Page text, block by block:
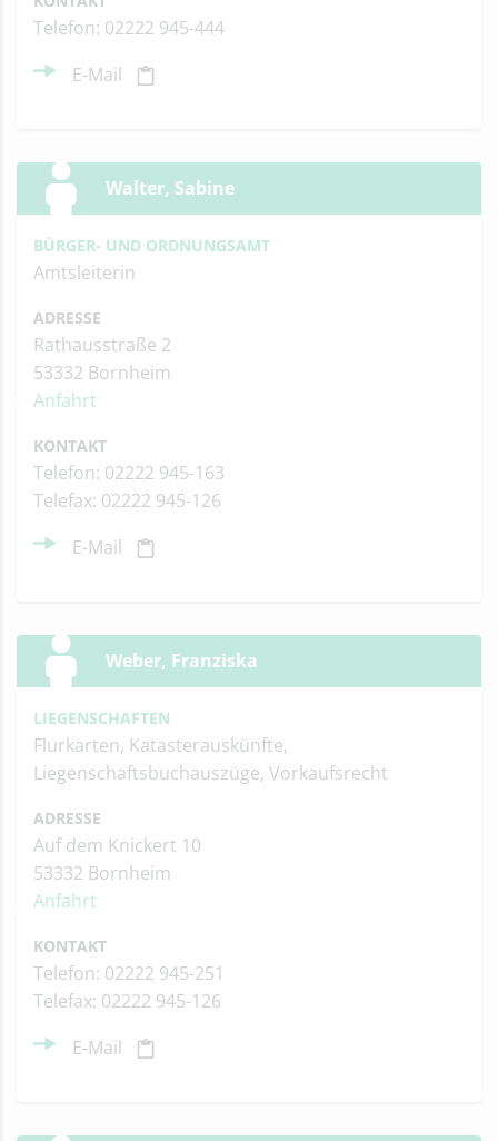
Telefon: 02222 945-444
E-Mail
Walter, Sabine
BÜRGER- UND ORDNUNGSAMT
Amtsleiterin
ADRESSE
Rathausstraße 2
53332 Bornheim
Anfahrt
KONTAKT
Telefon: 02222 945-163
Telefax: 02222 945-126
E-Mail
Weber, Franziska
LIEGENSCHAFTEN
Flurkarten, Katasterauskünfte,
Liegenschaftsbuchauszüge, Vorkaufsrecht
ADRESSE
Auf dem Knickert 10
53332 Bornheim
Anfahrt
KONTAKT
Telefon: 02222 945-251
Telefax: 02222 945-126
E-Mail